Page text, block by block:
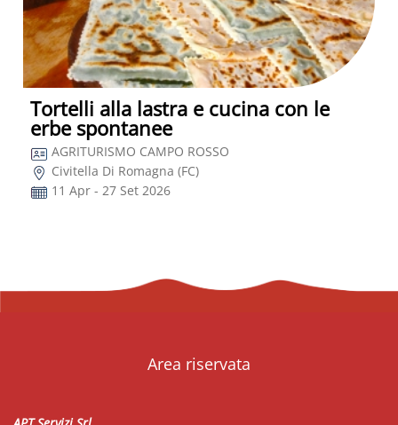
Tortelli alla lastra e cucina con le
erbe spontanee
AGRITURISMO CAMPO ROSSO
Civitella Di Romagna (FC)
11 Apr - 27 Set 2026
Area riservata